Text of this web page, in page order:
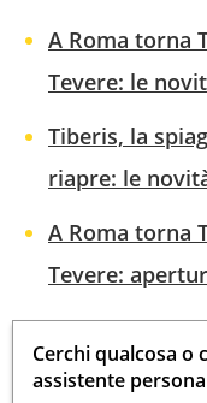
A Roma torna
Tevere: le
Tiberis, la
riapre: le
A Roma torna
Tevere:
Cerchi qualcosa o
assistente